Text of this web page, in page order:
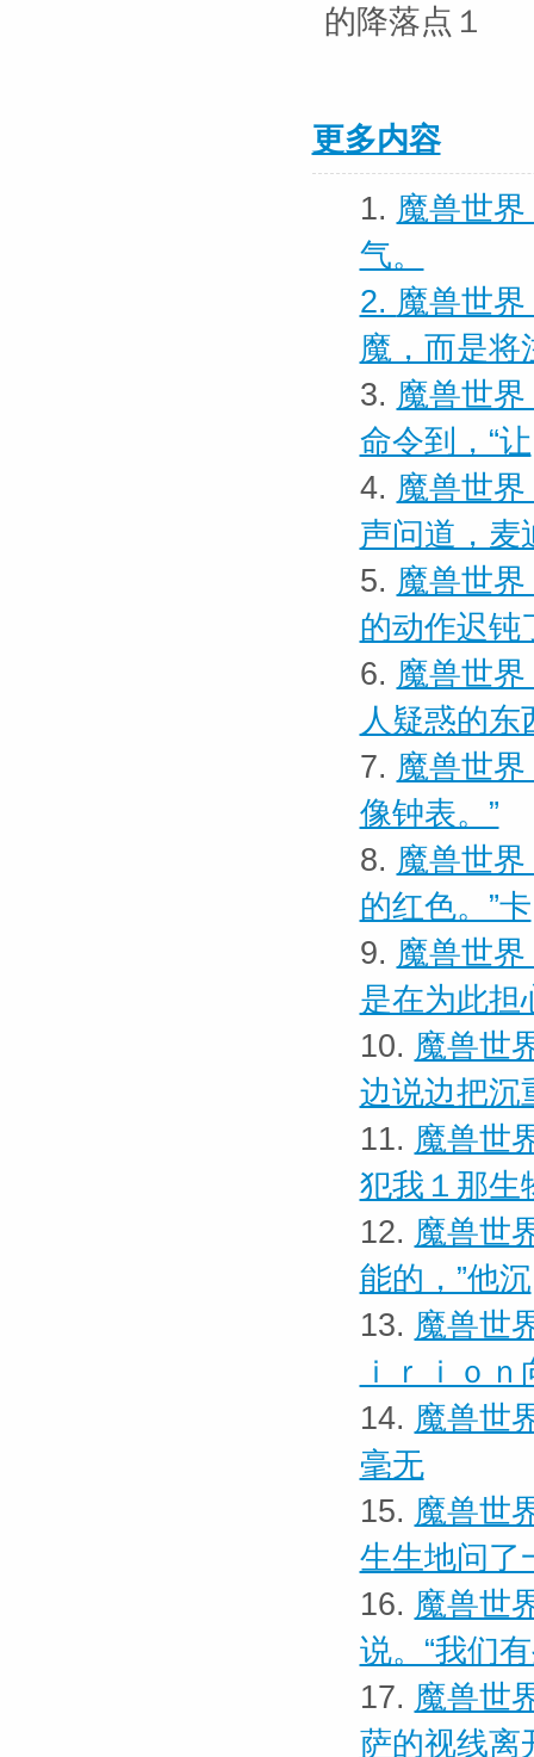
的降落点１
更多内容
1. 魔兽世界
气。
2. 魔兽世
魔，而是将
3. 魔兽世
命令到，“让
4. 魔兽世
声问道，麦
5. 魔兽世
的动作迟钝
6. 魔兽世
人疑惑的东
7. 魔兽世界
像钟表。”
8. 魔兽世
的红色。”卡
9. 魔兽世
是在为此担
10. 魔兽世
边说边把沉
11. 魔兽世
犯我１那生
12. 魔兽世
能的，”他沉
13. 魔兽世
ｉｒｉｏｎ
14. 魔兽世
毫无
15. 魔兽世
生生地问了
16. 魔兽世
说。“我们
17. 魔兽世
萨的视线离